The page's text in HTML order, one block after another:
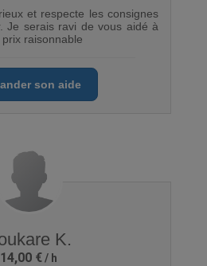
et respecte les consignes
Je serais ravi de vous aidé à
raisonnable
son aide
K.
14,00 €